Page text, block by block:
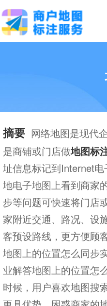
摘要 网络地图是现代
是商铺或门店做地图标
址信息标记到Internet
地电子地图上看到商家
步等问题可快速将门店
家附近交通、路况、设
客预设路线，更方便顾
地图上的位置怎么同步
业解答地图上的位置怎
时候，用户喜欢地图搜